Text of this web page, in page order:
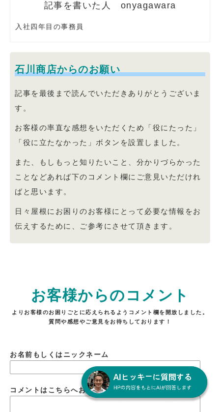
onyagawara
入社四年目の事務員
石川商店からのお願い
記事を最後まで読んでいただきありがとうございま
す。
お客様の率直な感想をいただくため「役にたった」
「役に立たなかった」ボタンを設置しました。
また、もしもっと知りたいこと、分かりづらかった
ことなどあれば下のコメント欄にご意見いただけれ
ばと思います。
日々屋根にお困りのお客様にとって必要な情報をお
伝えするために、ご参考にさせて頂きます。
お客様からのコメント
よりお客様のお困りごとに応えられるようコメント欄を開放しました。
質問や感想やご意見をお待ちしております！
お名前もしくはニックネーム
コメントはこちらへおねがいします。